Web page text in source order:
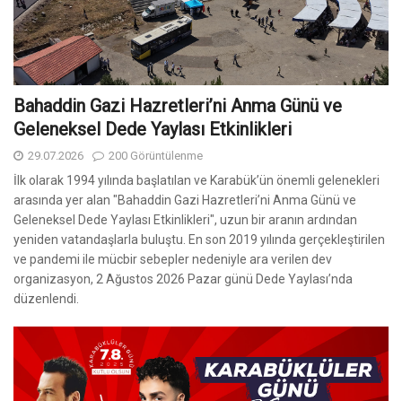
Bahaddin Gazi Hazretleri’ni Anma Günü ve
Geleneksel Dede Yaylası Etkinlikleri
29.07.2026 200 Görüntülenme
İlk olarak 1994 yılında başlatılan ve Karabük’ün önemli gelenekleri
arasında yer alan "Bahaddin Gazi Hazretleri’ni Anma Günü ve
Geleneksel Dede Yaylası Etkinlikleri", uzun bir aranın ardından
yeniden vatandaşlarla buluştu. En son 2019 yılında gerçekleştirilen
ve pandemi ile mücbir sebepler nedeniyle ara verilen dev
organizasyon, 2 Ağustos 2026 Pazar günü Dede Yaylası’nda
düzenlendi.